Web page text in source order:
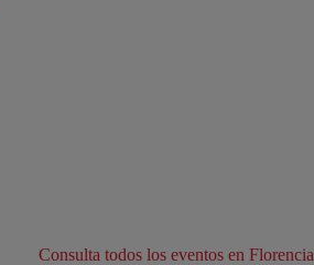
Consulta todos los eventos en Florencia